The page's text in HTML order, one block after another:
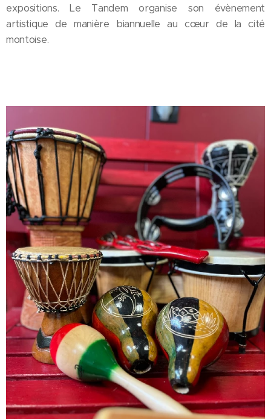
expositions. Le Tandem organise son évènement
artistique de manière biannuelle au cœur de la cité
montoise.